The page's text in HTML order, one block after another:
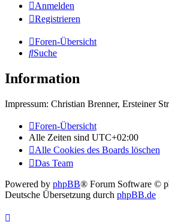
Anmelden
Registrieren
Foren-Übersicht
Suche
Information
Impressum: Christian Brenner, Ersteiner
Foren-Übersicht
Alle Zeiten sind UTC+02:00
Alle Cookies des Boards löschen
Das Team
Powered by phpBB® Forum Software ©
Deutsche Übersetzung durch phpBB.de